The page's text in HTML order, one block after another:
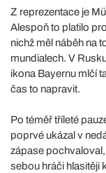
Z reprezentace je
Alespoň to platilo
nichž měl náběh na
mundialech. V
ikona Bayernu mlčí
čas to napravit.
Po téměř tříleté
poprvé ukázal v
zápase
sebou hráči hlasitěji